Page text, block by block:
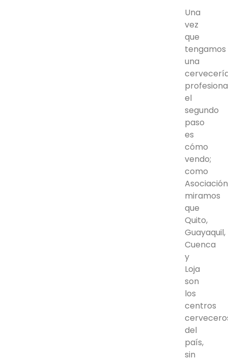
Una
vez
que
tengamos
una
el
segundo
paso
es
cómo
vendo;
como
Asociación
miramos
que
Quito,
Guayaquil,
Cuenca
y
Loja
son
los
centros
del
país,
sin